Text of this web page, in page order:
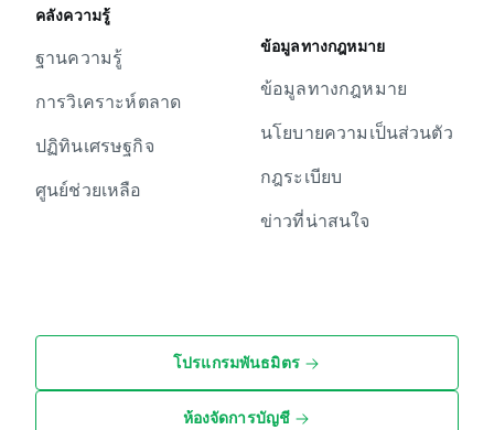
คลังความรู้
ฐานความรู้
การวิเคราะห์ตลาด
ปฏิทินเศรษฐกิจ
ศูนย์ช่วยเหลือ
ข้อมูลทางกฎหมาย
ข้อมูลทางกฎหมาย
นโยบายความเป็นส่วนตัว
กฎระเบียบ
ข่าวที่น่าสนใจ
โปรแกรมพันธมิตร
ห้องจัดการบัญชี